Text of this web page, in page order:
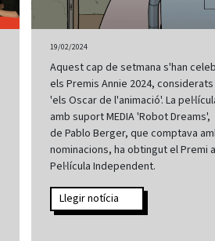
19/02/2024
Aquest cap de setmana s'han
els Premis Annie 2024,
'els Oscar de l'animació'. La
amb suport MEDIA 'Robot Dreams',
de Pablo Berger, que comptava
nominacions, ha obtingut el Premi
Pel·lícula Independent.
Llegir notícia